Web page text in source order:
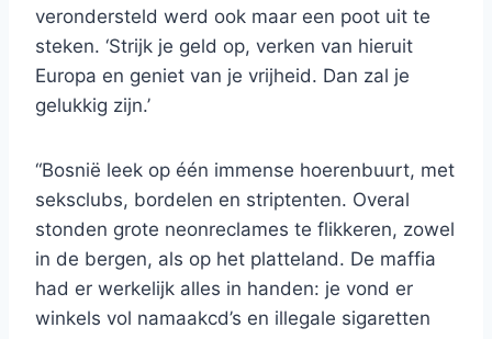
verondersteld werd ook maar een poot uit te
steken. ‘Strijk je geld op, verken van hieruit
Europa en geniet van je vrijheid. Dan zal je
gelukkig zijn.’
“Bosnië leek op één immense hoerenbuurt, met
seksclubs, bordelen en striptenten. Overal
stonden grote neonreclames te flikkeren, zowel
in de bergen, als op het platteland. De maffia
had er werkelijk alles in handen: je vond er
winkels vol namaakcd’s en illegale sigaretten